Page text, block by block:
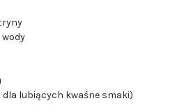
wody
dla lubiących kwaśne smaki)